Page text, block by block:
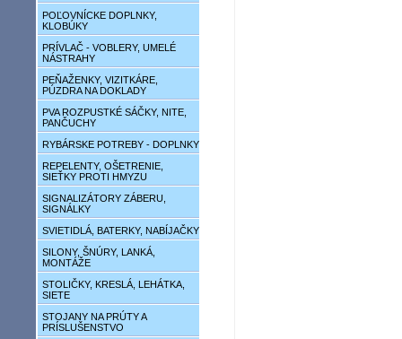
POĽOVNÍCKE DOPLNKY,
KLOBÚKY
PRÍVLAČ - VOBLERY, UMELÉ
NÁSTRAHY
PEŇAŽENKY, VIZITKÁRE,
PÚZDRA NA DOKLADY
PVA ROZPUSTKÉ SÁČKY, NITE,
PANČUCHY
RYBÁRSKE POTREBY - DOPLNKY
REPELENTY, OŠETRENIE,
SIEŤKY PROTI HMYZU
SIGNALIZÁTORY ZÁBERU,
SIGNÁLKY
SVIETIDLÁ, BATERKY, NABÍJAČKY
SILONY, ŠNÚRY, LANKÁ,
MONTÁŽE
STOLIČKY, KRESLÁ, LEHÁTKA,
SIETE
STOJANY NA PRÚTY A
PRÍSLUŠENSTVO